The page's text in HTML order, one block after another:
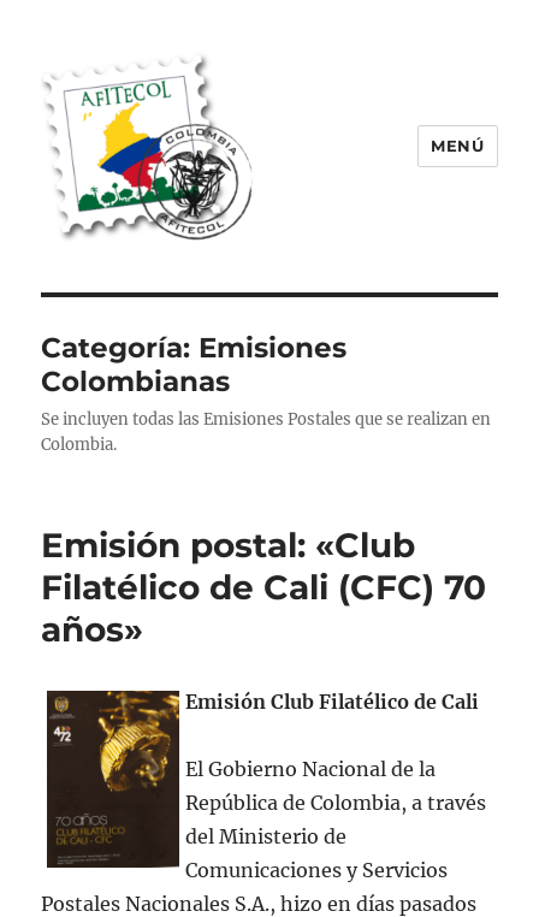
2025
MENÚ
Categoría: Emisiones
Colombianas
Se incluyen todas las Emisiones Postales que se realizan en
Colombia.
Emisión postal: «Club
Filatélico de Cali (CFC) 70
años»
Emisión Club Filatélico de Cali
El Gobierno Nacional de la
República de Colombia, a través
del Ministerio de
Comunicaciones y Servicios
Postales Nacionales S.A., hizo en días pasados